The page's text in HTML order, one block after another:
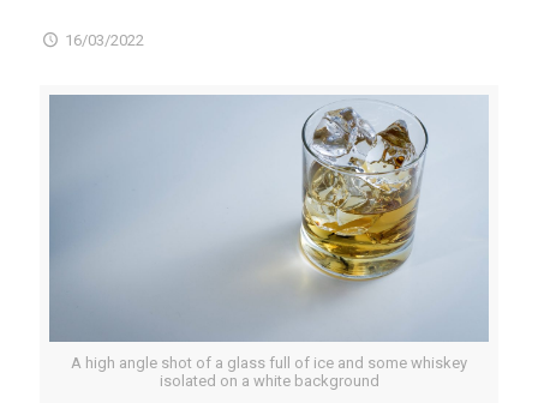
16/03/2022
A high angle shot of a glass full of ice and some whiskey
isolated on a white background